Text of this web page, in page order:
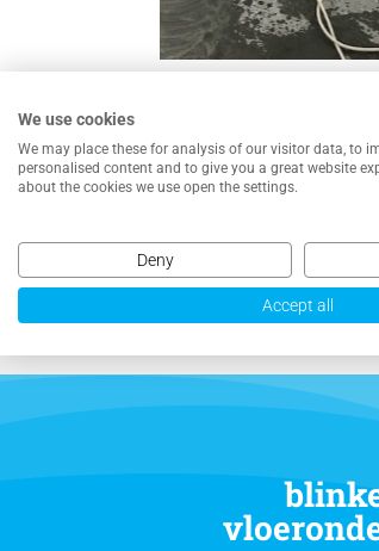
NEEM CONTACT
We use cookies
We may place these for analysis of our visitor data, to
personalised content and to give you a great website
about the cookies we use open the settings.
Deny
Accept all